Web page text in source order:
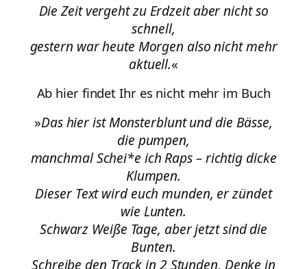
Die Zeit vergeht zu Erdzeit aber nicht so
schnell,
gestern war heute Morgen also nicht mehr
aktuell.«
Ab hier findet Ihr es nicht mehr im Buch
»Das hier ist Monsterblunt und die Bässe,
die pumpen,
manchmal Schei*e ich Raps – richtig dicke
Klumpen.
Dieser Text wird euch munden, er zündet
wie Lunten.
Schwarz Weiße Tage, aber jetzt sind die
Bunten.
Schreibe den Track in 2 Stunden, Denke in